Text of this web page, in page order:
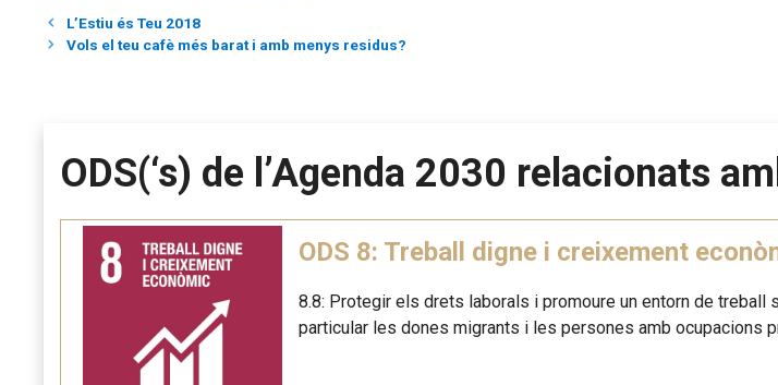
L’Estiu és Teu 2018
Vols el teu cafè més barat i amb menys residus?
ODS(‘s) de l’Agenda 2030 relacionats
ODS 8: Treball digne i creixement
8.8: Protegir els drets laborals i promoure un entorn de
particular les dones migrants i les persones amb ocupacions